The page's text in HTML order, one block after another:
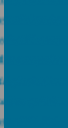
Advantics
Fixtures
tar ny
tål din
tilldelas
APL-